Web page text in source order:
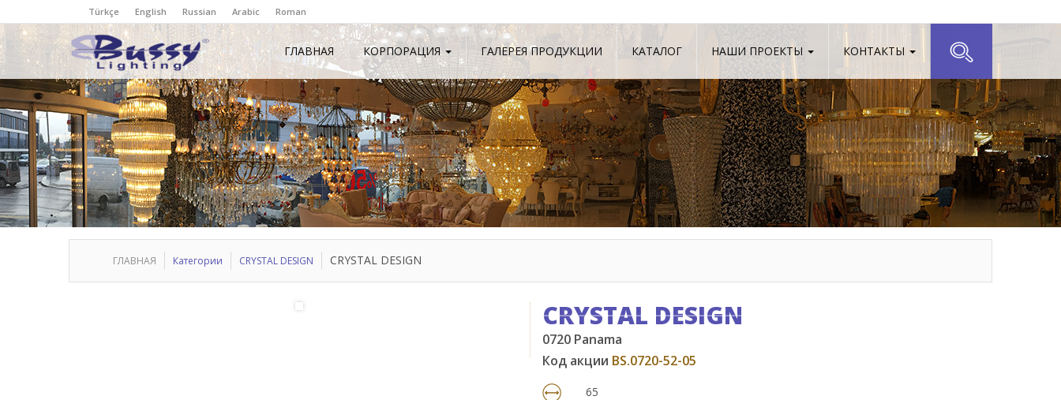
Türkçe English Russian Arabic Roman
ГЛАВНАЯ КОРПОРАЦИЯ ГАЛЕРЕЯ ПРОДУКЦИИ КАТАЛОГ НАШИ ПРОЕКТЫ КОНТАКТЫ
ГЛАВНАЯ Категории CRYSTAL DESIGN CRYSTAL DESIGN
CRYSTAL DESIGN
0720 Panama
Код акции BS.0720-52-05
65